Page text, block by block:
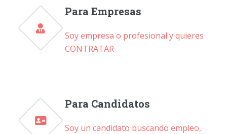
Para Empresas
Soy empresa o profesional y quieres
CONTRATAR
Para Candidatos
Soy un candidato buscando empleo,